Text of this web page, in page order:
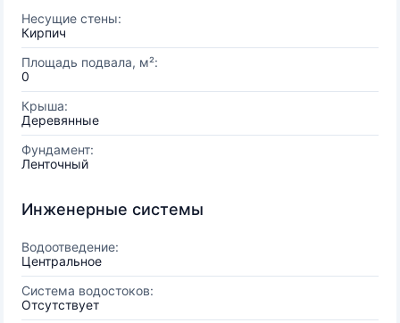
Несущие стены:
Кирпич
Площадь подвала, м²:
0
Крыша:
Деревянные
Фундамент:
Ленточный
Инженерные системы
Водоотведение:
Центральное
Система водостоков:
Отсутствует